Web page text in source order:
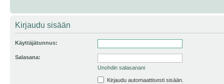
Kirjaudu sisään
Käyttäjätunnus:
Salasana:
Unohdin salasanani
Kirjaudu automaattisesti sisään.